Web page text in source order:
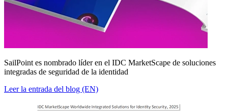
SailPoint es nombrado líder en el IDC MarketScape de soluciones
integradas de seguridad de la identidad
Leer la entrada del blog (EN)